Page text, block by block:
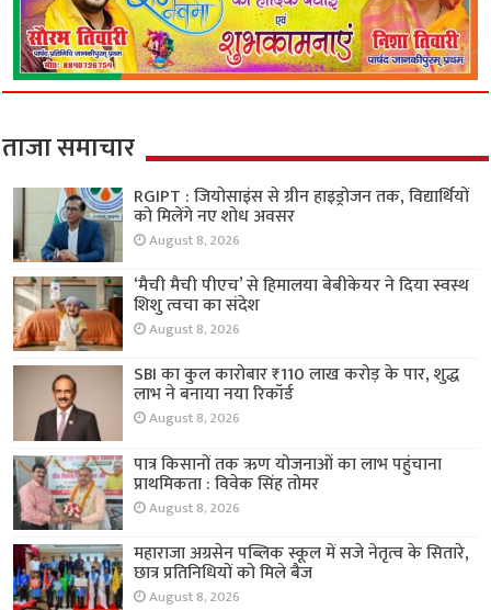
ताजा समाचार
RGIPT : जियोसाइंस से ग्रीन हाइड्रोजन तक, विद्यार्थियों
को मिलेंगे नए शोध अवसर
August 8, 2026
‘मैची मैची पीएच’ से हिमालया बेबीकेयर ने दिया स्वस्थ
शिशु त्वचा का संदेश
August 8, 2026
SBI का कुल कारोबार ₹110 लाख करोड़ के पार, शुद्ध
लाभ ने बनाया नया रिकॉर्ड
August 8, 2026
पात्र किसानों तक ऋण योजनाओं का लाभ पहुंचाना
प्राथमिकता : विवेक सिंह तोमर
August 8, 2026
महाराजा अग्रसेन पब्लिक स्कूल में सजे नेतृत्व के सितारे,
छात्र प्रतिनिधियों को मिले बैज
August 8, 2026